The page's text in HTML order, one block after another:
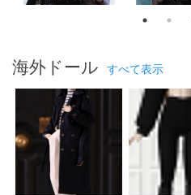
海外ドール すべて表示